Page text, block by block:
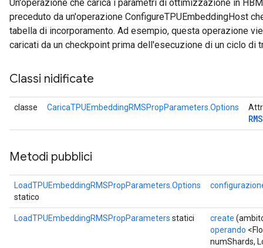
Un'operazione che carica i parametri di ottimizzazione in
preceduto da un'operazione ConfigureTPUEmbeddingHost
tabella di incorporamento. Ad esempio, questa operazione
caricati da un checkpoint prima dell'esecuzione di un ciclo di
Classi nidificate
classe CaricaTPUEmbeddingRMSPropParameters.Options
Metodi pubblici
LoadTPUEmbeddingRMSPropParameters.Options
statico
LoadTPUEmbeddingRMSPropParameters statici create
operando
numShards,